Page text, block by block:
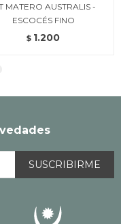
MATERO AUSTRALIS -
ESCOCÉS FINO
$ 1.200
SUSCRIBIRME